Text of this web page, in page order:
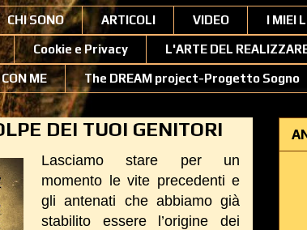
CHI SONO ARTICOLI VIDEO I MIEI
Cookie e Privacy L'ARTE DEL
ME The DREAM project-Progetto Sogno
DEI TUOI GENITORI
Lasciamo stare per un
momento le vite precedenti e
gli antenati che abbiamo già
stabilito essere l’origine dei